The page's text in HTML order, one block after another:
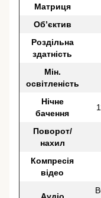
Матриця
Об’єктив
Роздільна
здатність
Мін.
освітленість
Нічне
бачення
Поворот/
нахил
Компресія
відео